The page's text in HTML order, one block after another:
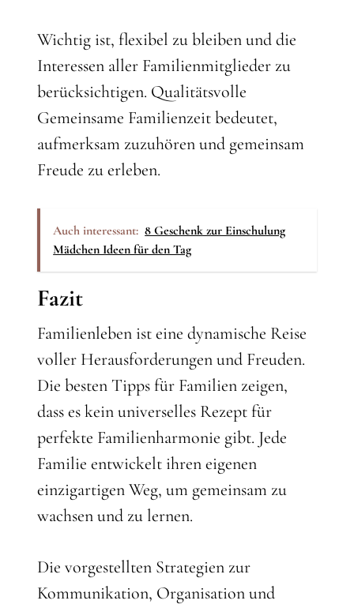
Wichtig ist, flexibel zu bleiben und die
Interessen aller Familienmitglieder zu
berücksichtigen. Qualitätsvolle
Gemeinsame Familienzeit bedeutet,
aufmerksam zuzuhören und gemeinsam
Freude zu erleben.
Auch interessant: 8 Geschenk zur Einschulung
Mädchen Ideen für den Tag
Fazit
Familienleben ist eine dynamische Reise
voller Herausforderungen und Freuden.
Die besten Tipps für Familien zeigen,
dass es kein universelles Rezept für
perfekte Familienharmonie gibt. Jede
Familie entwickelt ihren eigenen
einzigartigen Weg, um gemeinsam zu
wachsen und zu lernen.
Die vorgestellten Strategien zur
Kommunikation, Organisation und